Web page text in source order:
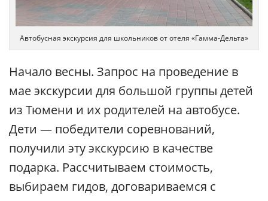
Автобусная экскурсия для школьников от отеля «Гамма-Дельта»
Начало весны. Запрос на проведение в
мае экскурсии для большой группы детей
из Тюмени и их родителей на автобусе.
Дети — победители соревнований,
получили эту экскурсию в качестве
подарка. Рассчитываем стоимость,
выбираем гидов, договариваемся с